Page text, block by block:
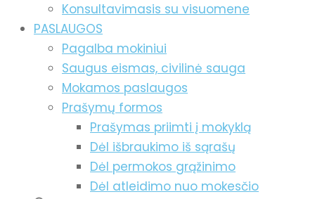
Konsultavimasis su visuomene
PASLAUGOS
Pagalba mokiniui
Saugus eismas, civilinė sauga
Mokamos paslaugos
Prašymų formos
Prašymas priimti į mokyklą
Dėl išbraukimo iš sąrašų
Dėl permokos grąžinimo
Dėl atleidimo nuo mokesčio